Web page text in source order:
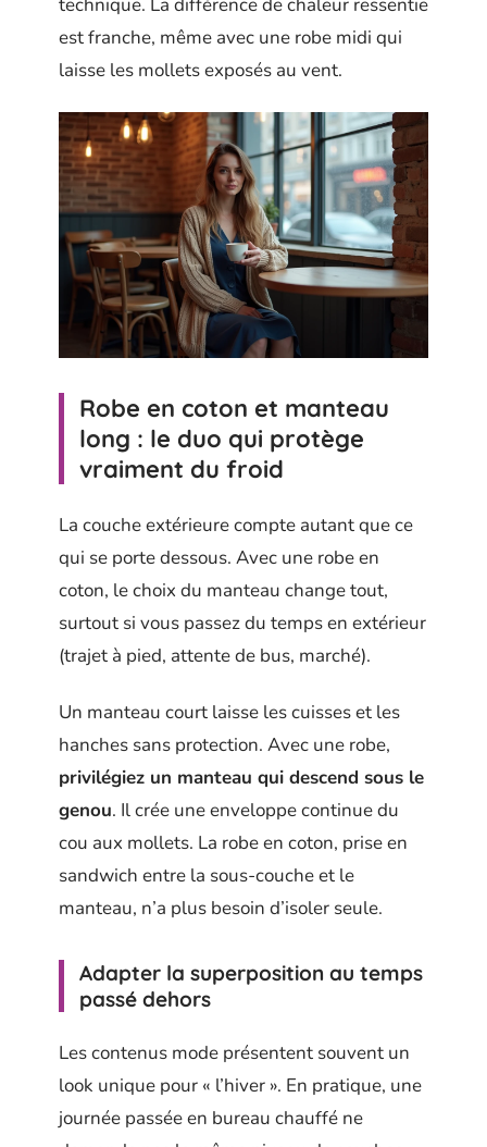
est franche, même avec une robe midi qui
laisse les mollets exposés au vent.
Robe en coton et manteau
long : le duo qui protège
vraiment du froid
La couche extérieure compte autant que ce
qui se porte dessous. Avec une robe en
coton, le choix du manteau change tout,
surtout si vous passez du temps en extérieur
(trajet à pied, attente de bus, marché).
Un manteau court laisse les cuisses et les
hanches sans protection. Avec une robe,
privilégiez un manteau qui descend sous le
genou. Il crée une enveloppe continue du
cou aux mollets. La robe en coton, prise en
sandwich entre la sous-couche et le
manteau, n’a plus besoin d’isoler seule.
Adapter la superposition au temps
passé dehors
Les contenus mode présentent souvent un
look unique pour « l’hiver ». En pratique, une
journée passée en bureau chauffé ne